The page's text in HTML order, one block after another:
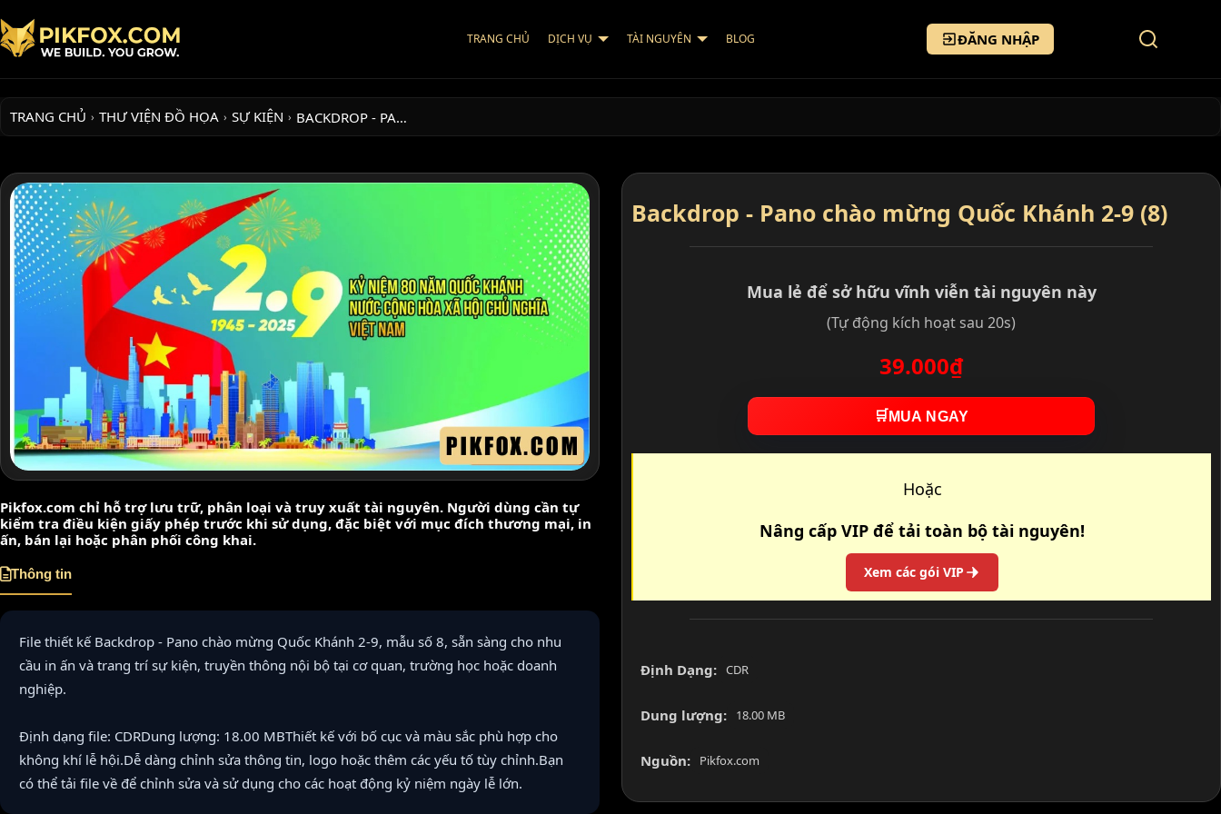
TRANG CHỦ DỊCH VỤ TÀI NGUYÊN BLOG ĐĂNG NHẬP
TRANG CHỦ › THƯ VIỆN ĐỒ HỌA › SỰ KIỆN › BACKDROP - PA…
Pikfox.com chỉ hỗ trợ lưu trữ, phân loại và truy xuất tài nguyên. Người dùng cần tự
kiểm tra điều kiện giấy phép trước khi sử dụng, đặc biệt với mục đích thương mại, in
ấn, bán lại hoặc phân phối công khai.
Thông tin
File thiết kế Backdrop - Pano chào mừng Quốc Khánh 2-9, mẫu số 8, sẵn sàng cho nhu
cầu in ấn và trang trí sự kiện, truyền thông nội bộ tại cơ quan, trường học hoặc doanh
nghiệp.
Định dạng file: CDRDung lượng: 18.00 MBThiết kế với bố cục và màu sắc phù hợp cho
không khí lễ hội.Dễ dàng chỉnh sửa thông tin, logo hoặc thêm các yếu tố tùy chỉnh.Bạn
có thể tải file về để chỉnh sửa và sử dụng cho các hoạt động kỷ niệm ngày lễ lớn.
Backdrop - Pano chào mừng Quốc Khánh 2-9 (8)
Mua lẻ để sở hữu vĩnh viễn tài nguyên này
(Tự động kích hoạt sau 20s)
39.000₫
🛒 MUA NGAY
Hoặc
Nâng cấp VIP để tải toàn bộ tài nguyên!
Xem các gói VIP
Định Dạng: CDR
Dung lượng: 18.00 MB
Nguồn: Pikfox.com